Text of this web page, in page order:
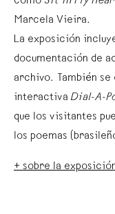
Marcela Vieira.
La exposición
documentación de
archivo. También
interactiva Dial-A-
que los visitantes
los poemas
+ sobre la